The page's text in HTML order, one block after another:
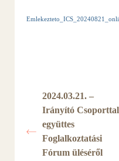
2024.03.21. –
Irányító Csoporttal
együttes
Foglalkoztatási
Fórum üléséről